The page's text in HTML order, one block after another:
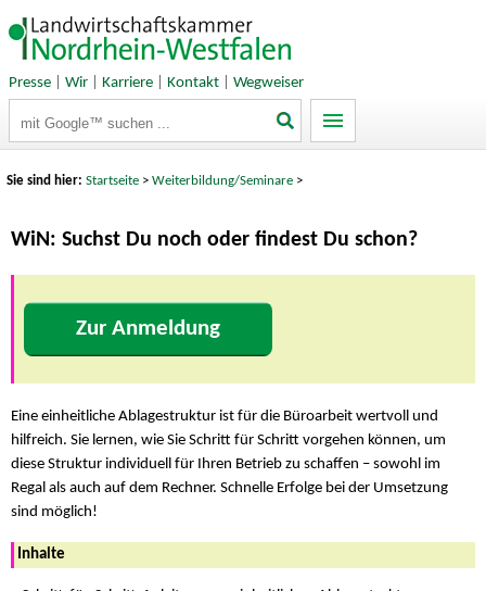
Presse| Wir| Karriere| Kontakt| Wegweiser
Sie sind hier:Startseite >Weiterbildung/Seminare >
WiN: Suchst Du noch oder findest Du schon?
Zur Anmeldung
Eine einheitliche Ablagestruktur ist für die Büroarbeit wertvoll und
hilfreich. Sie lernen, wie Sie Schritt für Schritt vorgehen können, um
diese Struktur individuell für Ihren Betrieb zu schaffen – sowohl im
Regal als auch auf dem Rechner. Schnelle Erfolge bei der Umsetzung
sind möglich!
Inhalte